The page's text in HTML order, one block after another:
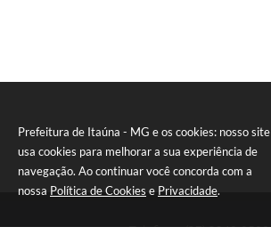
Prefeitura de Itaúna - MG e os cookies: nosso site
usa cookies para melhorar a sua experiência de
navegação. Ao continuar você concorda com a
nossa Política de Cookies e Privacidade.
Telefone: (37) 3249-9500